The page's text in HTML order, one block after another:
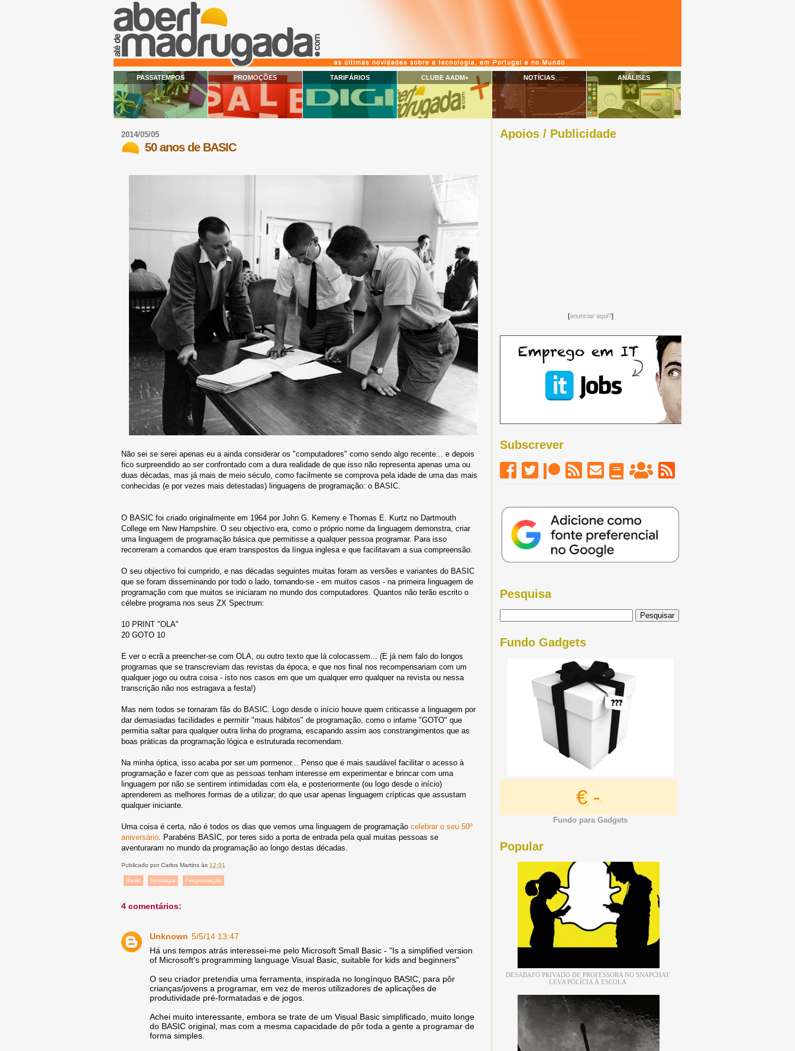
PASSATEMPOS PROMOÇÕES TARIFÁRIOS CLUBE AADM+ NOTÍCIAS ANÁLISES
2014/05/05
50 anos de BASIC
Não sei se serei apenas eu a ainda considerar os "computadores" como sendo algo recente... e depois
fico surpreendido ao ser confrontado com a dura realidade de que isso não representa apenas uma ou
duas décadas, mas já mais de meio século, como facilmente se comprova pela idade de uma das mais
conhecidas (e por vezes mais detestadas) linguagens de programação: o BASIC.
O BASIC foi criado originalmente em 1964 por John G. Kemeny e Thomas E. Kurtz no Dartmouth
College em New Hampshire. O seu objectivo era, como o próprio nome da linguagem demonstra, criar
uma linguagem de programação básica que permitisse a qualquer pessoa programar. Para isso
recorreram a comandos que eram transpostos da língua inglesa e que facilitavam a sua compreensão.
O seu objectivo foi cumprido, e nas décadas seguintes muitas foram as versões e variantes do BASIC
que se foram disseminando por todo o lado, tornando-se - em muitos casos - na primeira linguagem de
programação com que muitos se iniciaram no mundo dos computadores. Quantos não terão escrito o
célebre programa nos seus ZX Spectrum:
10 PRINT "OLA"
20 GOTO 10
E ver o ecrã a preencher-se com OLA, ou outro texto que lá colocassem... (E já nem falo do longos
programas que se transcreviam das revistas da época, e que nos final nos recompensariam com um
qualquer jogo ou outra coisa - isto nos casos em que um qualquer erro qualquer na revista ou nessa
transcrição não nos estragava a festa!)
Mas nem todos se tornaram fãs do BASIC. Logo desde o início houve quem criticasse a linguagem por
dar demasiadas facilidades e permitir "maus hábitos" de programação, como o infame "GOTO" que
permitia saltar para qualquer outra linha do programa, escapando assim aos constrangimentos que as
boas práticas da programação lógica e estruturada recomendam.
Na minha óptica, isso acaba por ser um pormenor... Penso que é mais saudável facilitar o acesso à
programação e fazer com que as pessoas tenham interesse em experimentar e brincar com uma
linguagem por não se sentirem intimidadas com ela, e posteriormente (ou logo desde o início)
aprenderem as melhores formas de a utilizar; do que usar apenas linguagem crípticas que assustam
qualquer iniciante.
Uma coisa é certa, não é todos os dias que vemos uma linguagem de programação celebrar o seu 50º
aniversário . Parabéns BASIC, por teres sido a porta de entrada pela qual muitas pessoas se
aventuraram no mundo da programação ao longo destas décadas.
Publicado porCarlos Martins às 12:01
Basic Nostalgia Programação
4 comentários:
Unknown 5/5/14 13:47
Há uns tempos atrás interessei-me pelo Microsoft Small Basic - "Is a simplified version
of Microsoft's programming language Visual Basic, suitable for kids and beginners"
O seu criador pretendia uma ferramenta, inspirada no longínquo BASIC, para pôr
crianças/jovens a programar, em vez de meros utilizadores de aplicações de
produtividade pré-formatadas e de jogos.
Achei muito interessante, embora se trate de um Visual Basic simplificado, muito longe
do BASIC original, mas com a mesma capacidade de pôr toda a gente a programar de
forma simples.
Apoios / Publicidade
[anunciar aqui?]
Subscrever
Pesquisa
Fundo Gadgets
€ -
Fundo para Gadgets
Popular
DESABAFO PRIVADO DE PROFESSORA NO SNAPCHAT
LEVA POLÍCIA À ESCOLA